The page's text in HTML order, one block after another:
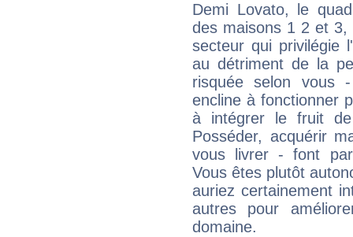
Demi Lovato, le
des maisons 1 2 et
secteur qui privilégie
au détriment de la
risquée selon vous
encline à fonctionner
à intégrer le fruit
Posséder, acquérir
vous livrer - font
Vous êtes plutôt
auriez certainement
autres pour
domaine.